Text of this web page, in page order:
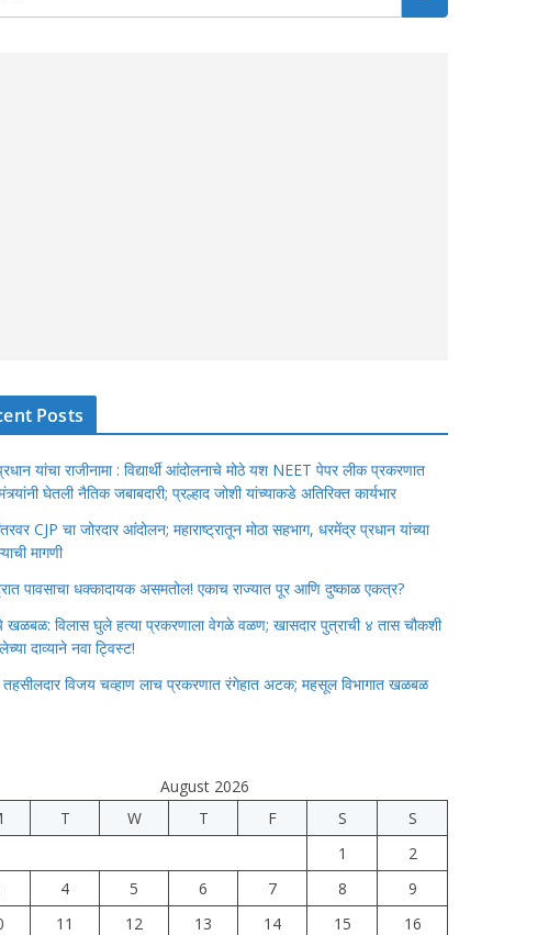
Posts
यांचा राजीनामा : विद्यार्थी आंदोलनाचे मोठे यश NEET पेपर लीक प्रकरणात
घेतली नैतिक जबाबदारी; प्रल्हाद जोशी यांच्याकडे अतिरिक्त कार्यभार
CJP चा जोरदार आंदोलन; महाराष्ट्रातून मोठा सहभाग, धरमेंद्र प्रधान यांच्या
मागणी
पावसाचा धक्कादायक असमतोल! एकाच राज्यात पूर आणि दुष्काळ एकत्र?
खळबळ: विलास घुले हत्या प्रकरणाला वेगळे वळण; खासदार पुत्राची ४ तास चौकशी
दाव्याने नवा ट्विस्ट!
विजय चव्हाण लाच प्रकरणात रंगेहात अटक; महसूल विभागात खळबळ
August 2026
T W T F S
S
1
2
4 5 6 7 8
9
11 12 13 14 15
16